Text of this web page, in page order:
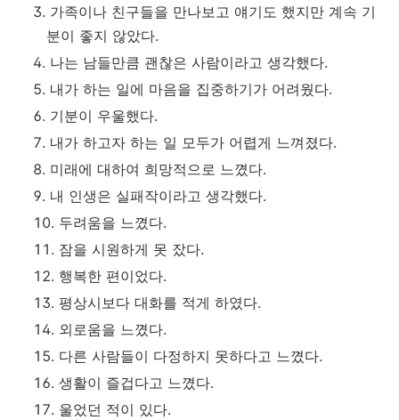
가족이나 친구들을 만나보고 얘기도 했지만 계속 기
분이 좋지 않았다.
나는 남들만큼 괜찮은 사람이라고 생각했다.
내가 하는 일에 마음을 집중하기가 어려웠다.
기분이 우울했다.
내가 하고자 하는 일 모두가 어렵게 느껴졌다.
미래에 대하여 희망적으로 느꼈다.
내 인생은 실패작이라고 생각했다.
두려움을 느꼈다.
잠을 시원하게 못 잤다.
행복한 편이었다.
평상시보다 대화를 적게 하였다.
외로움을 느꼈다.
다른 사람들이 다정하지 못하다고 느꼈다.
생활이 즐겁다고 느꼈다.
울었던 적이 있다.